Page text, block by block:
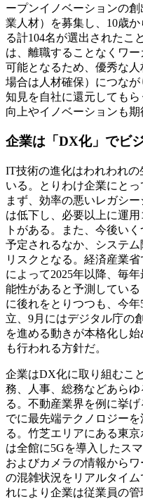
ープンイノベーションの
業人材）を募集し、10歳
る計104名が選出されたこ
は、離職することなくワ
可能となるため、優秀な
場合は人材確保）につな
知見を自社に還元しても
向上やイノベーションも期
企業は「DX化」でビ
IT技術の進化はわれわれ
いる。とりわけ企業にと
まず、効率の悪いレガシ
は低下し、必要以上に運
トがある。また、今後い
予定されるなか、システ
リスクとなる。経済産業
によって2025年以降、毎
能性があると予測してい
に後れをとりつつも、今
立、9月にはデジタル庁の
を進める動きが本格化し
も行われる方針だ。
企業はDX化に取り組むこ
務、人事、総務などあら
る。不動産業界を例に挙
でに最先端テクノロジー
る。竹芝エリアにある東
は全館に5Gを導入したス
およびカメラの情報から
の混雑状況をリアルタイ
れにより企業は従業員の